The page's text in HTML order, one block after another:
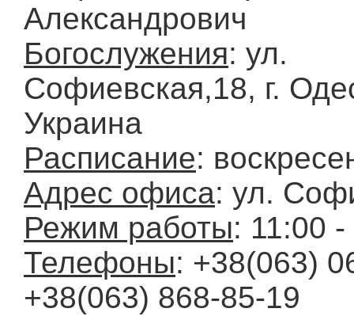
Александрович
Богослужения: ул.
Софиевская,18, г.
Украина
Расписание:
Адрес офиса: ул.
Режим работы: 11:00
Телефоны: +38(063)
+38(063) 868-85-19